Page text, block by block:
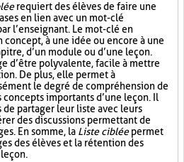
requiert des élèves de faire une
en lien avec un mot-clé
l’enseignant. Le mot-clé en
à une idée ou encore à une
d’un module ou d’une leçon.
d’être polyvalente, facile à mettre
De plus, elle permet à
le degré de compréhension de
concepts importants d’une leçon. Il
partager leur liste avec leurs
des discussions permettant de
En somme, la Liste cibléepermet
des élèves et la rétention des